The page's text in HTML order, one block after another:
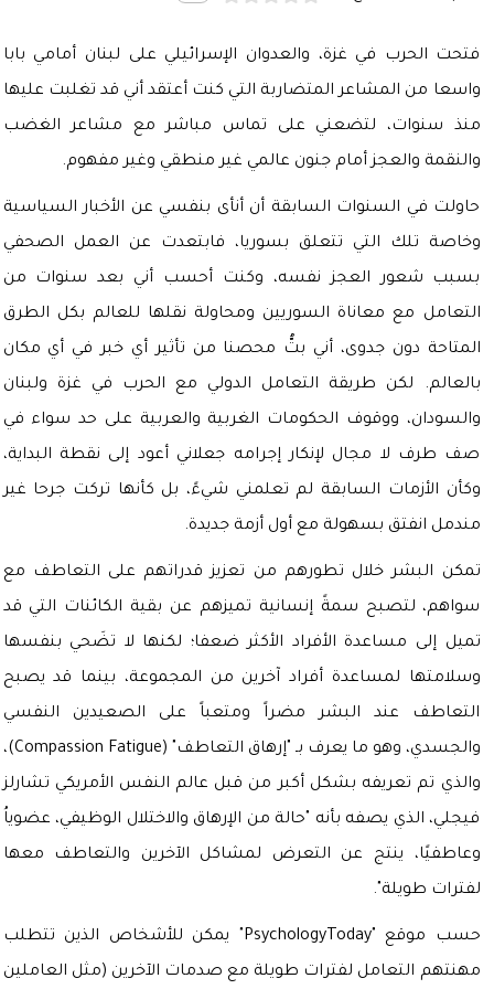
فتحت الحرب في غزة، والعدوان الإسرائيلي على لبنان أمامي بابا
واسعا من المشاعر المتضاربة التي كنت أعتقد أني قد تغلبت عليها
منذ سنوات، لتضعني على تماس مباشر مع مشاعر الغضب
والنقمة والعجز أمام جنون عالمي غير منطقي وغير مفهوم.
حاولت في السنوات السابقة أن أنأى بنفسي عن الأخبار السياسية
وخاصة تلك التي تتعلق بسوريا، فابتعدت عن العمل الصحفي
بسبب شعور العجز نفسه، وكنت أحسب أني بعد سنوات من
التعامل مع معاناة السوريين ومحاولة نقلها للعالم بكل الطرق
المتاحة دون جدوى، أني بتُّ محصنا من تأثير أي خبر في أي مكان
بالعالم. لكن طريقة التعامل الدولي مع الحرب في غزة ولبنان
والسودان، ووقوف الحكومات الغربية والعربية على حد سواء في
صف طرف لا مجال لإنكار إجرامه جعلاني أعود إلى نقطة البداية،
وكأن الأزمات السابقة لم تعلمني شيءً، بل كأنها تركت جرحا غير
مندمل انفتق بسهولة مع أول أزمة جديدة.
تمكن البشر خلال تطورهم من تعزيز قدراتهم على التعاطف مع
سواهم، لتصبح سمةً إنسانية تميزهم عن بقية الكائنات التي قد
تميل إلى مساعدة الأفراد الأكثر ضعفا؛ لكنها لا تضَحي بنفسها
وسلامتها لمساعدة أفراد آخرين من المجموعة، بينما قد يصبح
التعاطف عند البشر مضراً ومتعباً على الصعيدين النفسي
والجسدي، وهو ما يعرف بـ "إرهاق التعاطف" (Compassion Fatigue)،
والذي تم تعريفه بشكل أكبر من قبل عالم النفس الأمريكي تشارلز
فيجلي، الذي يصفه بأنه "حالة من الإرهاق والاختلال الوظيفي، عضوياُ
وعاطفيًا، ينتج عن التعرض لمشاكل الآخرين والتعاطف معها
لفترات طويلة".
حسب موقع "PsychologyToday" يمكن للأشخاص الذين تتطلب
مهنتهم التعامل لفترات طويلة مع صدمات الآخرين (مثل العاملين